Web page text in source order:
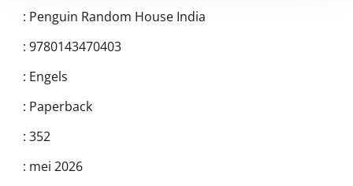
: Penguin Random House India
: 9780143470403
: Engels
: Paperback
: 352
: mei 2026